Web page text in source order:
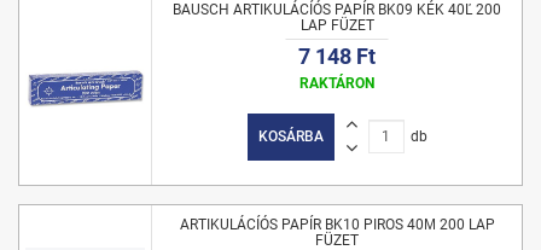
BAUSCH ARTIKULÁCÍÓS PAPÍR BK09 KÉK 40Ľ 200
LAP FÜZET
7 148 Ft
RAKTÁRON
KOSÁRBA db
ARTIKULÁCÍÓS PAPÍR BK10 PIROS 40Μ 200 LAP
FÜZET